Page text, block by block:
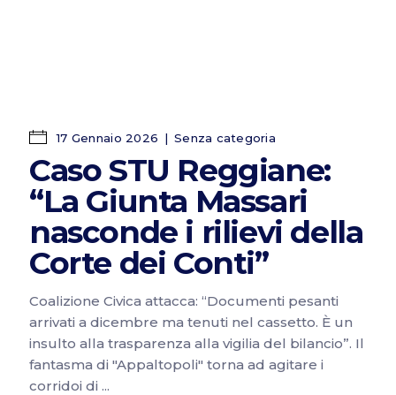
17 Gennaio 2026 Senza categoria
Caso STU Reggiane:
“La Giunta Massari
nasconde i rilievi della
Corte dei Conti”
Coalizione Civica attacca: “Documenti pesanti
arrivati a dicembre ma tenuti nel cassetto. È un
insulto alla trasparenza alla vigilia del bilancio”. Il
fantasma di "Appaltopoli" torna ad agitare i
corridoi di